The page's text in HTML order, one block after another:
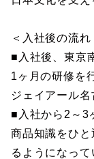
＜入社後の流れ
■入社後、東京
1ヶ月の研修を
ジェイアール名
■入社から2～3
商品知識をひと
るようになって